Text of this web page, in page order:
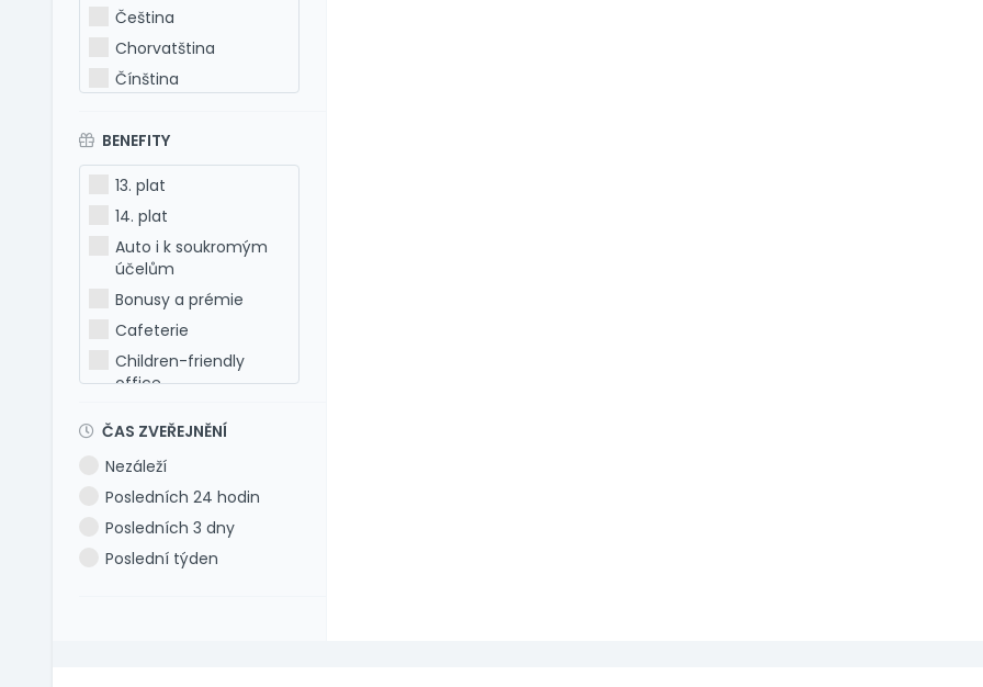
Čeština
Chorvatština
Čínština
Francouzština
Hebrejština
Holandština
Italština
Japonština
Latina
Litevština
Lotyšština
Maďarština
Makedonština
Polština
Portugalština
Rumunština
Ruština
BENEFITY
13. plat
14. plat
Auto i k soukromým
účelům
Bonusy a prémie
Cafeterie
Children-friendly
office
Dovolená 6 týdnů
Dovolená navíc
Firemní akce
Firemní fitness
ČAS ZVEŘEJNĚNÍ
Nezáleží
Posledních 24 hodin
Posledních 3 dny
Poslední týden